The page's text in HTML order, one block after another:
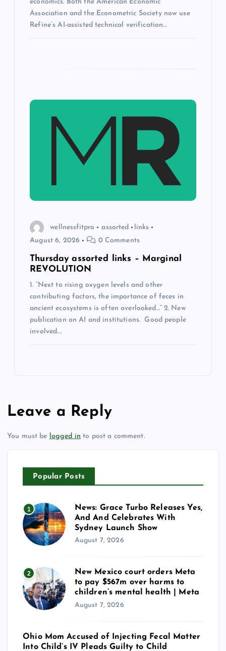
economics. Both the American Economic
Association and the Econometric Society now use
Refine’s AI-assisted technical verification…
wellnessfitpro assorted
links
August 6, 2026
0 Comments
Thursday assorted links – Marginal
REVOLUTION
1. “Next to rising oxygen levels and other
contributing factors, the importance of feces in
ancient ecosystems is often overlooked…” 2. New
publication on AI and institutions. Good people
involved.…
Leave a Reply
You must be logged in to post a comment.
Popular Posts
1
News: Grace Turbo Releases Yes,
And And Celebrates With
Sydney Launch Show
August 7, 2026
2
New Mexico court orders Meta
to pay $567m over harms to
children’s mental health | Meta
August 7, 2026
Ohio Mom Accused of Injecting Fecal Matter
Into Child’s IV Pleads Guilty to Child